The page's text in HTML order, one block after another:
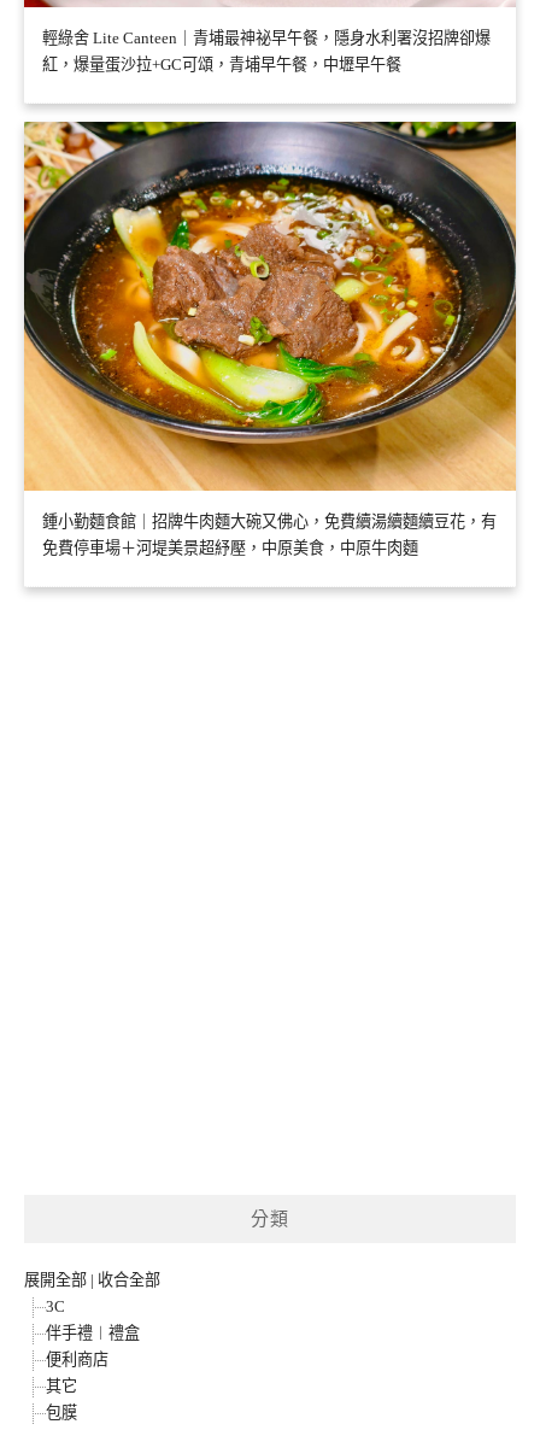
輕綠舍 Lite Canteen｜青埔最神祕早午餐，隱身水利署沒招牌卻爆
紅，爆量蛋沙拉+GC可頌，青埔早午餐，中壢早午餐
鍾小勤麵食館｜招牌牛肉麵大碗又佛心，免費續湯續麵續豆花，有
免費停車場＋河堤美景超紓壓，中原美食，中原牛肉麵
分類
展開全部 | 收合全部
3C
伴手禮︱禮盒
便利商店
其它
包膜